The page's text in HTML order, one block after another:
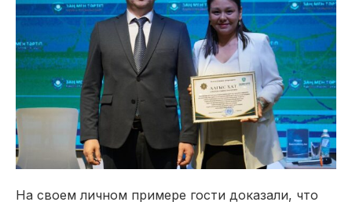
На своем личном примере гости доказали, что